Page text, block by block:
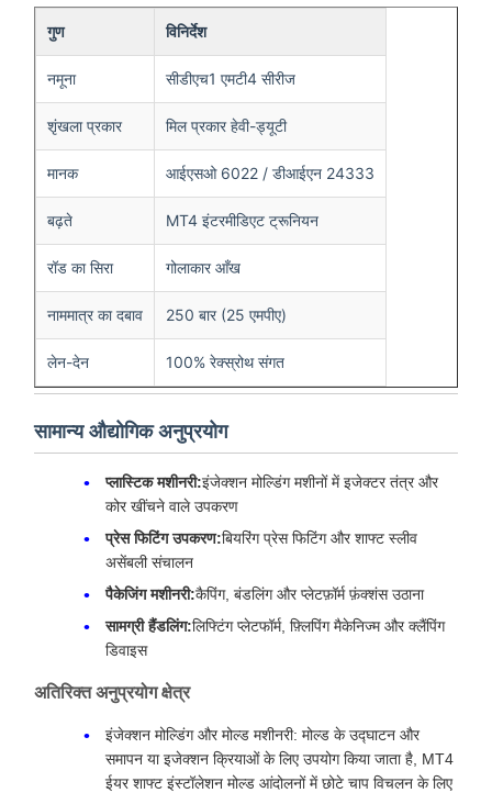
गुण विनिर्देश
नमूना सीडीएच1 एमटी4 सीरीज
शृंखला प्रकार मिल प्रकार हेवी-ड्यूटी
मानक आईएसओ 6022 / डीआईएन 24333
बढ़ते MT4 इंटरमीडिएट ट्रूनियन
रॉड का सिरा गोलाकार आँख
नाममात्र का दबाव 250 बार (25 एमपीए)
लेन-देन 100% रेक्स्रोथ संगत
सामान्य औद्योगिक अनुप्रयोग
प्लास्टिक मशीनरी:इंजेक्शन मोल्डिंग मशीनों में इजेक्टर तंत्र और
कोर खींचने वाले उपकरण
प्रेस फिटिंग उपकरण:बियरिंग प्रेस फिटिंग और शाफ्ट स्लीव
असेंबली संचालन
पैकेजिंग मशीनरी:कैपिंग, बंडलिंग और प्लेटफ़ॉर्म फ़ंक्शंस उठाना
सामग्री हैंडलिंग:लिफ्टिंग प्लेटफॉर्म, फ़्लिपिंग मैकेनिज्म और क्लैंपिंग
डिवाइस
अतिरिक्त अनुप्रयोग क्षेत्र
इंजेक्शन मोल्डिंग और मोल्ड मशीनरी: मोल्ड के उद्घाटन और
समापन या इजेक्शन क्रियाओं के लिए उपयोग किया जाता है, MT4
ईयर शाफ्ट इंस्टॉलेशन मोल्ड आंदोलनों में छोटे चाप विचलन के लिए